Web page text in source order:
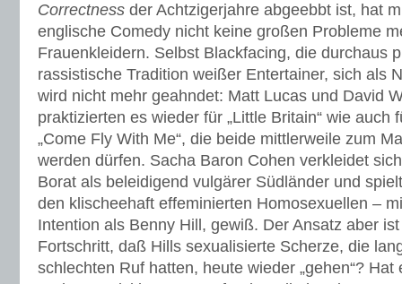
Correctness der Achtzigerjahre abgeebbt ist, hat
englische Comedy nicht keine großen Probleme
Frauenkleidern. Selbst Blackfacing, die durchaus
rassistische Tradition weißer Entertainer, sich als
wird nicht mehr geahndet: Matt Lucas und David
praktizierten es wieder für „Little Britain“ wie auch
„Come Fly With Me“, die beide mittlerweile zum
werden dürfen. Sacha Baron Cohen verkleidet
Borat als beleidigend vulgärer Südländer und
den klischeehaft effeminierten Homosexuellen –
Intention als Benny Hill, gewiß. Der Ansatz aber
Fortschritt, daß Hills sexualisierte Scherze, die
schlechten Ruf hatten, heute wieder „gehen“? Hat